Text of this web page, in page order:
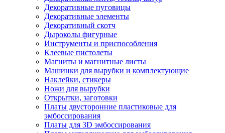
Декоративные пуговицы
Декоративные элементы
Декоративный скотч
Дыроколы фигурные
Инструменты и приспособления
Клеевые пистолеты
Магниты и магнитные листы
Машинки для вырубки и комплектующие
Наклейки, стикеры
Ножи для вырубки
Открытки, заготовки
Платы двусторонние пластиковые для
эмбоссирования
Платы для 3D эмбоссирования